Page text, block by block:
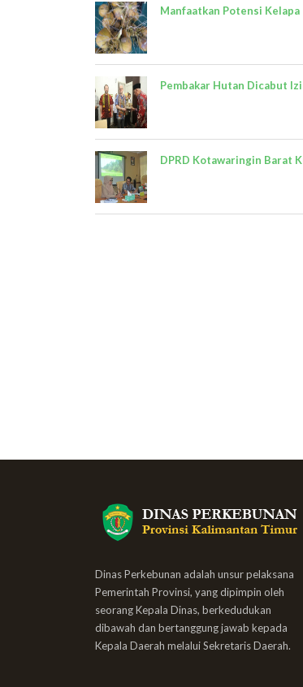
Manfaatkan Potensi Kelapa
Pembakar Hutan Dicabut
DPRD Kotawaringin Barat
Dinas Perkebunan adalah unsur pelaksana
Pemerintah Provinsi, yang dipimpin oleh
seorang Kepala Dinas, berkedudukan
dibawah dan bertanggung jawab kepada
Kepala Daerah melalui Sekretaris Daerah.